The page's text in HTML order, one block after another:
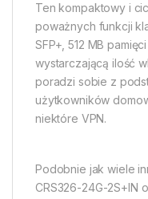
Ten kompaktowy i
poważnych funkcji
SFP+, 512 MB
wystarczającą ilość
poradzi sobie z
użytkowników
niektóre VPN.
Podobnie jak wiele
CRS326-24G-2S+IN